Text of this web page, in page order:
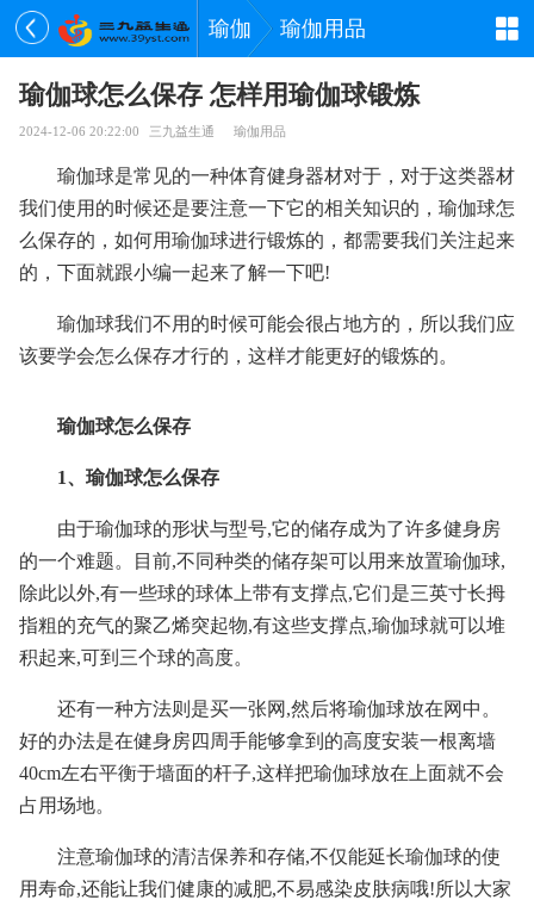
瑜伽 瑜伽用品
瑜伽球怎么保存 怎样用瑜伽球锻炼
2024-12-06 20:22:00 三九益生通 瑜伽用品
瑜伽球是常见的一种体育健身器材对于，对于这类器材
我们使用的时候还是要注意一下它的相关知识的，瑜伽球怎
么保存的，如何用瑜伽球进行锻炼的，都需要我们关注起来
的，下面就跟小编一起来了解一下吧!
瑜伽球我们不用的时候可能会很占地方的，所以我们应
该要学会怎么保存才行的，这样才能更好的锻炼的。
瑜伽球怎么保存
1、瑜伽球怎么保存
由于瑜伽球的形状与型号,它的储存成为了许多健身房
的一个难题。目前,不同种类的储存架可以用来放置瑜伽球,
除此以外,有一些球的球体上带有支撑点,它们是三英寸长拇
指粗的充气的聚乙烯突起物,有这些支撑点,瑜伽球就可以堆
积起来,可到三个球的高度。
还有一种方法则是买一张网,然后将瑜伽球放在网中。
好的办法是在健身房四周手能够拿到的高度安装一根离墙
40cm左右平衡于墙面的杆子,这样把瑜伽球放在上面就不会
占用场地。
注意瑜伽球的清洁保养和存储,不仅能延长瑜伽球的使
用寿命,还能让我们健康的减肥,不易感染皮肤病哦!所以大家